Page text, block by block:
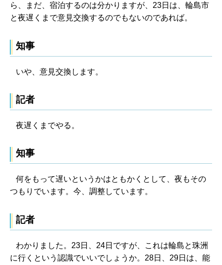
ら、まだ、宿泊するのは分かりますが、23日は、輪島市
と夜遅くまで意見交換するのでもないのであれば。
知事
いや、意見交換します。
記者
夜遅くまでやる。
知事
何をもって遅いというかはともかくとして、夜もその
つもりでいます。今、調整しています。
記者
わかりました。23日、24日ですが、これは輪島と珠洲
に行くという認識でいいでしょうか。28日、29日は、能